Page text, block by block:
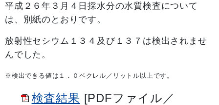
平成２６年３ 月４日採水分の水質検査について
は、別紙のとおりです。
放射性セシウム１３４及び１３７は検出されませ
んでした。
※検出できる値は１．０ベクレル／リットル以上です。
検査結果 [PDFファイル／